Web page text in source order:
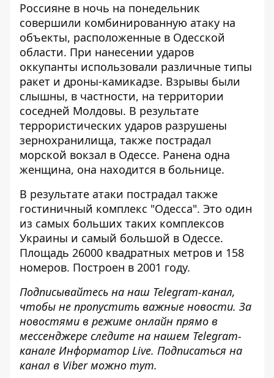
Россияне в ночь на понедельник
совершили комбинированную атаку на
объекты, расположенные в Одесской
области. При нанесении ударов
оккупанты использовали различные типы
ракет и дроны-камикадзе. Взрывы были
слышны, в частности, на территории
соседней Молдовы. В результате
террористических ударов разрушены
зернохранилища, также пострадал
морской вокзал в Одессе. Ранена одна
женщина, она находится в больнице.
В результате атаки пострадал также
гостиничный комплекс "Одесса". Это один
из самых больших таких комплексов
Украины и самый большой в Одессе.
Площадь 26000 квадратных метров и 158
номеров. Построен в 2001 году.
Подписывайтесь на наш Telegram-канал,
чтобы не пропустить важные новости. За
новостями в режиме онлайн прямо в
мессенджере следите на нашем Telegram-
канале Информатор Live. Подписаться на
канал в Viber можно тут.